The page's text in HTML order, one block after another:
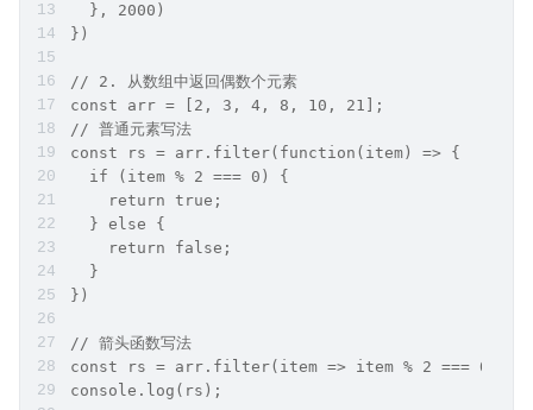
  }, 2000)
})
// 2. 从数组中返回偶数个元素
const arr = [2, 3, 4, 8, 10, 21];
// 普通元素写法
const rs = arr.filter(function(item) => {
  if (item % 2 === 0) {
    return true;
  } else {
    return false;
  }
})
// 箭头函数写法
const rs = arr.filter(item => item % 2 === 0);
console.log(rs);